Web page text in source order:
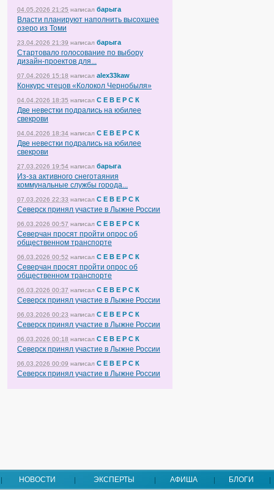
04.05.2026 21:25 написал барыга
Власти планируют наполнить высохшее
озеро из Томи
23.04.2026 21:39 написал барыга
Стартовало голосование по выбору
дизайн-проектов для...
07.04.2026 15:18 написал alex33kaw
Конкурс чтецов «Колокол Чернобыля»
04.04.2026 18:35 написал С Е В Е Р С К
Две невестки подрались на юбилее
свекрови
04.04.2026 18:34 написал С Е В Е Р С К
Две невестки подрались на юбилее
свекрови
27.03.2026 19:54 написал барыга
Из-за активного снеготаяния
коммунальные службы города...
07.03.2026 22:33 написал С Е В Е Р С К
Северск принял участие в Лыжне России
06.03.2026 00:57 написал С Е В Е Р С К
Северчан просят пройти опрос об
общественном транспорте
06.03.2026 00:52 написал С Е В Е Р С К
Северчан просят пройти опрос об
общественном транспорте
06.03.2026 00:37 написал С Е В Е Р С К
Северск принял участие в Лыжне России
06.03.2026 00:23 написал С Е В Е Р С К
Северск принял участие в Лыжне России
06.03.2026 00:18 написал С Е В Е Р С К
Северск принял участие в Лыжне России
06.03.2026 00:09 написал С Е В Е Р С К
Северск принял участие в Лыжне России
НОВОСТИ ЭКСПЕРТЫ АФИША БЛОГИ